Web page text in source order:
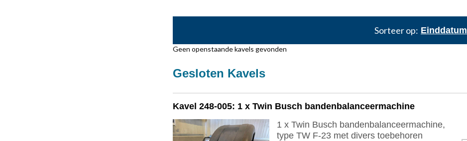
Sorteer op: Einddatum
Geen openstaande kavels gevonden
Gesloten Kavels
Kavel 248-005: 1 x Twin Busch bandenbalanceermachine
1 x Twin Busch bandenbalanceermachine,
type TW F-23 met divers toebehoren